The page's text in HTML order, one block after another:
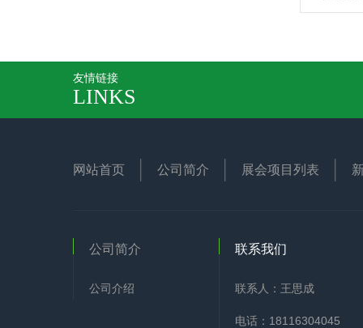
友情链接
LINKS
网站首页 公司简介 展会项目列表
公司简介
公司介绍
联系我们
联系人：王思成
电话：18116304045